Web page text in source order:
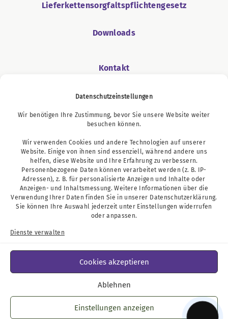
Datenschutzeinstellungen
Wir benötigen Ihre Zustimmung, bevor Sie unsere Website weiter
besuchen können.
Wir verwenden Cookies und andere Technologien auf unserer
Website. Einige von ihnen sind essenziell, während andere uns
helfen, diese Website und Ihre Erfahrung zu verbessern.
Personenbezogene Daten können verarbeitet werden (z. B. IP-
Adressen), z. B. für personalisierte Anzeigen und Inhalte oder
Anzeigen- und Inhaltsmessung. Weitere Informationen über die
Verwendung Ihrer Daten finden Sie in unserer Datenschutzerklärung.
Sie können Ihre Auswahl jederzeit unter Einstellungen widerrufen
oder anpassen.
Dienste verwalten
Cookies akzeptieren
Ablehnen
Einstellungen anzeigen
Lieferkettensorgfaltspflichtengesetz
Downloads
Kontakt
Podcast
Datenschutz